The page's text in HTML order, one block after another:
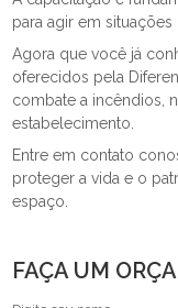
para agir em situações
Agora que você já
oferecidos pela
combate a incêndios,
estabelecimento.
Entre em contato
proteger a vida e o
espaço.
FAÇA UM